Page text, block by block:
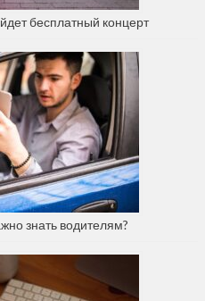
бесплатный концерт
знать водителям?